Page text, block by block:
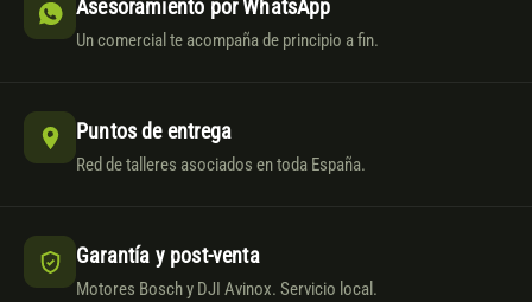
Asesoramiento por WhatsApp
Un comercial te acompaña de principio a fin.
Puntos de entrega
Red de talleres asociados en toda España.
Garantía y post-venta
Motores Bosch y DJI Avinox. Servicio local.